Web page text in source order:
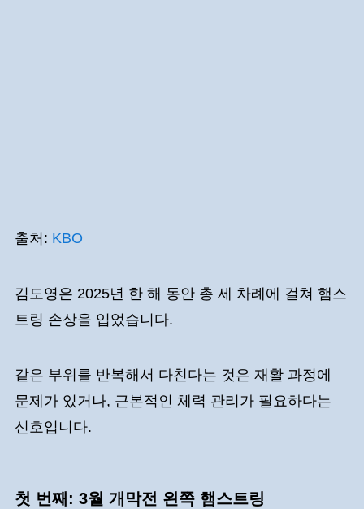
출처: KBO
김도영은 2025년 한 해 동안 총 세 차례에 걸쳐 햄스
트링 손상을 입었습니다.
같은 부위를 반복해서 다친다는 것은 재활 과정에
문제가 있거나, 근본적인 체력 관리가 필요하다는
신호입니다.
첫 번째: 3월 개막전 왼쪽 햄스트링